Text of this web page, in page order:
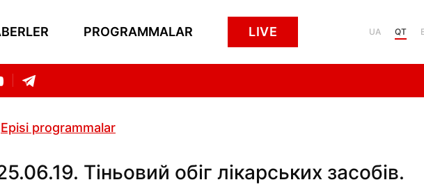
PROGRAMMALAR LIVE UA QT
Episi programmalar
Тіньовий обіг лікарських засобів.